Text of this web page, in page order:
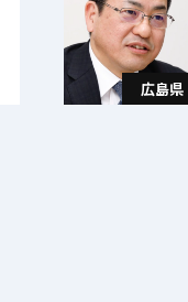
広島県